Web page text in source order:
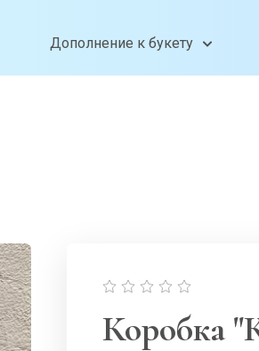
Дополнение к букету
Коробка